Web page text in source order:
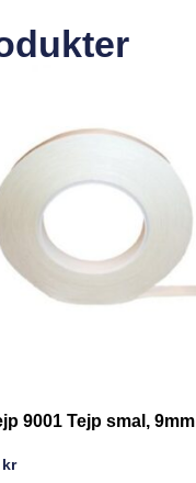
9001 Tejp smal, 9mm
kr